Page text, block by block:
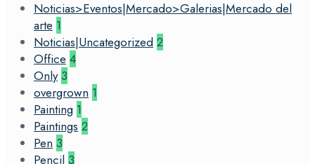
Noticias>Eventos|Mercado>Galerias|Mercado del
arte 1
Noticias|Uncategorized 2
Office 4
Only 3
overgrown 1
Painting 1
Paintings 2
Pen 3
Pencil 3